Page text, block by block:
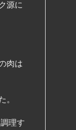
源に
肉は
。
理す